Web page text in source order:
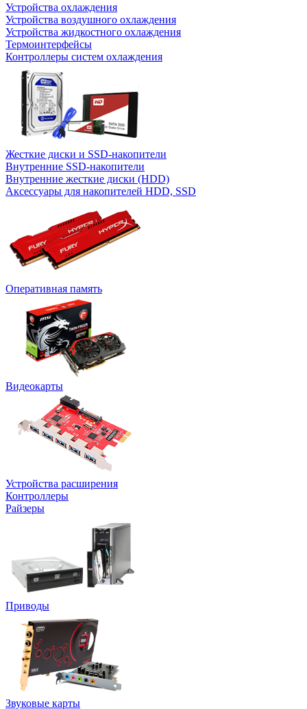
Устройства охлаждения
Устройства воздушного охлаждения
Устройства жидкостного охлаждения
Термоинтерфейсы
Контроллеры систем охлаждения
Жесткие диски и SSD-накопители
Внутренние SSD-накопители
Внутренние жесткие диски (HDD)
Аксессуары для накопителей HDD, SSD
Оперативная память
Видеокарты
Устройства расширения
Контроллеры
Райзеры
Приводы
Звуковые карты